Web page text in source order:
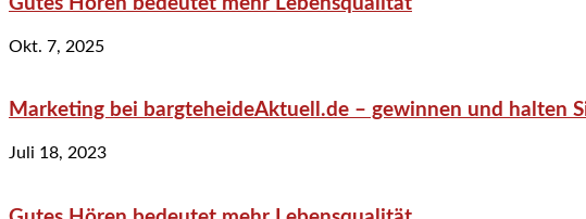
Okt. 7, 2025
Marketing bei bargteheideAktuell.de – gewinnen und halten
Juli 18, 2023